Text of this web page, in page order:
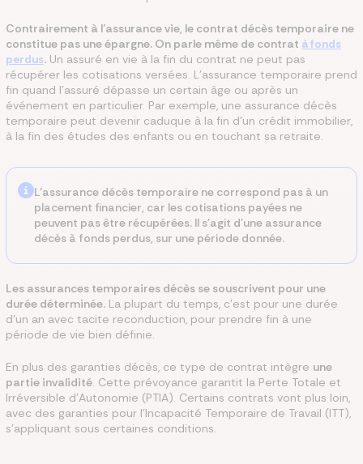
Contrairement à l’assurance vie, le contrat décès temporaire ne
constitue pas une épargne. On parle même de contrat à fonds
perdus. Un assuré en vie à la fin du contrat ne peut pas
récupérer les cotisations versées. L’assurance temporaire prend
fin quand l’assuré dépasse un certain âge ou après un
événement en particulier. Par exemple, une assurance décès
temporaire peut devenir caduque à la fin d’un crédit immobilier,
à la fin des études des enfants ou en touchant sa retraite.
L’assurance décès temporaire ne correspond pas à un
placement financier, car les cotisations payées ne
peuvent pas être récupérées. Il s’agit d’une assurance
décès à fonds perdus, sur une période donnée.
Les assurances temporaires décès se souscrivent pour une
durée déterminée. La plupart du temps, c’est pour une durée
d’un an avec tacite reconduction, pour prendre fin à une
période de vie bien définie.
En plus des garanties décès, ce type de contrat intègre une
partie invalidité. Cette prévoyance garantit la Perte Totale et
Irréversible d’Autonomie (PTIA). Certains contrats vont plus loin,
avec des garanties pour l’Incapacité Temporaire de Travail (ITT),
s’appliquant sous certaines conditions.